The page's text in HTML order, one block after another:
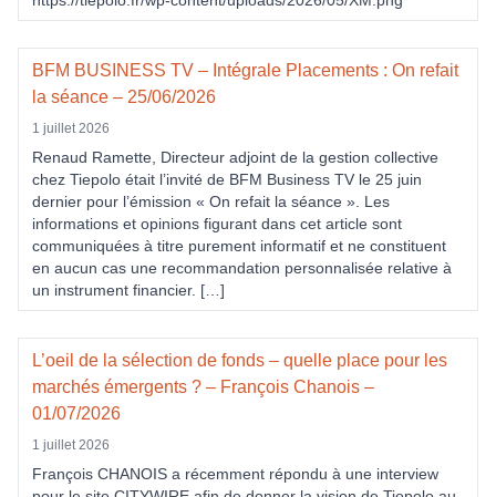
BFM BUSINESS TV – Intégrale Placements : On refait
la séance – 25/06/2026
1 juillet 2026
Renaud Ramette, Directeur adjoint de la gestion collective
chez Tiepolo était l’invité de BFM Business TV le 25 juin
dernier pour l’émission « On refait la séance ». Les
informations et opinions figurant dans cet article sont
communiquées à titre purement informatif et ne constituent
en aucun cas une recommandation personnalisée relative à
un instrument financier. […]
L’oeil de la sélection de fonds – quelle place pour les
marchés émergents ? – François Chanois –
01/07/2026
1 juillet 2026
François CHANOIS a récemment répondu à une interview